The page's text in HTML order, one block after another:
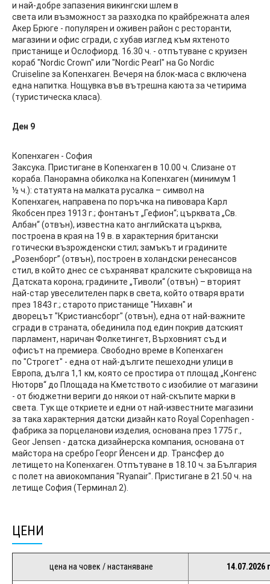
и най-добре запазения викингски шлем в
света или възможност за разходка по крайбрежната алея
Акер Брюге - популярен и оживен район с ресторанти,
магазини и офис сгради, с хубав изглед към яхтеното
пристанище и Ослофиорд. 16.30 ч. - отпътуване с круизен
кораб "Nordic Crown" или "Nordic Pearl" на Go Nordic
Cruiseline за Копенхаген. Вечеря на блок-маса с включена
една напитка. Нощувка във вътрешна каюта за четирима
(туристическа класа).
Ден 9
Копенхаген - София
Заксука. Пристигане в Копенхаген в 10.00 ч. Слизане от
кораба. Панорамна обиколка на Копенхаген (минимум 1
½ ч.): статуята на малката русалка – символ на
Копенхаген, направена по поръчка на пивовара Карл
Якобсен през 1913 г.; фонтанът „Гефион“; църквата „Св.
Албан“ (отвън), известна като английската църква,
построена в края на 19 в. в характерния британски
готически възрожденски стил; замъкът и градините
„Розенборг” (отвън), построен в холандски ренесансов
стил, в който днес се съхраняват кралските съкровища на
Датската корона; градините „Тиволи“ (отвън) – вторият
най-стар увеселителен парк в света, който отваря врати
през 1843 г.; старото пристанище "Нихавн" и
дворецът "Кристиансборг" (отвън), една от най-важните
сгради в страната, обединила под един покрив датският
парламент, наричан Фолкетингет, Върховният съд и
офисът на премиера. Свободно време в Копенхаген
по "Строгет" - една от най-дългите пешеходни улици в
Европа, дълга 1,1 км, която се простира от площад „Конгенс
Нюторв“ до Площада на Кметството с изобилие от магазини
- от бюджетни вериги до някои от най-скъпите марки в
света. Тук ще откриете и едни от най-известните магазини
за така характерния датски дизайн като Royal Copenhagen -
фабрика за порцеланови изделия, основана през 1775 г.,
Geor Jensen - датска дизайнерска компания, основана от
майстора на сребро Георг Йенсен и др. Трансфер до
летището на Копенхаген. Отпътуване в 18.10 ч. за България
с полет на авиокомпания "Ryanair". Пристигане в 21.50 ч. на
летище София (Терминал 2).
ЦЕНИ
цена на човек / настаняване 14.07.2026